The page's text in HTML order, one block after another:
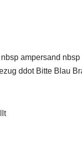
ampersand
ddot Bitte Blau